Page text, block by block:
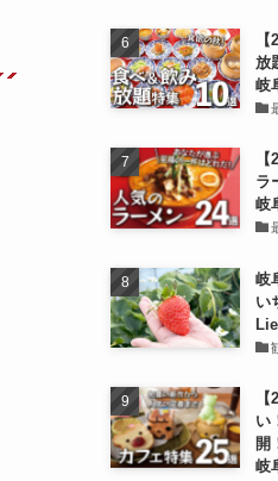
放
岐
ラ
岐
岐
い
い
開
岐